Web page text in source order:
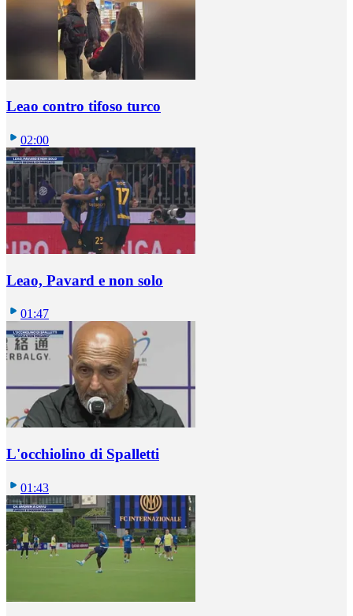
Leao contro tifoso turco
02:00
Leao, Pavard e non solo
01:47
L'occhiolino di Spalletti
01:43